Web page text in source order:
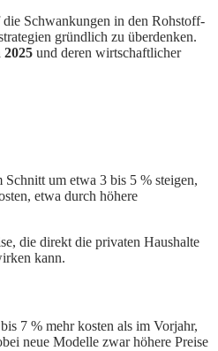
die Schwankungen in den Rohstoff-
gründlich zu überdenken.
und deren wirtschaftlicher
um etwa 3 bis 5 % steigen,
etwa durch höhere
die direkt die privaten Haushalte
kann.
7 % mehr kosten als im Vorjahr,
neue Modelle zwar höhere Preise